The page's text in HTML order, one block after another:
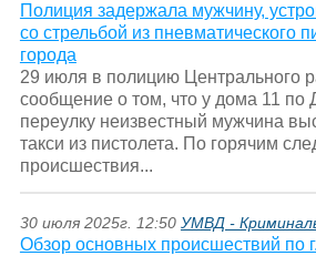
Полиция задержала мужчину,
со стрельбой из пневматического
города
29 июля в полицию Центрального
сообщение о том, что у дома 11 по
переулку неизвестный мужчина
такси из пистолета. По горячим
происшествия...
30 июля 2025г. 12:50 УМВД -
Обзор основных происшествий по